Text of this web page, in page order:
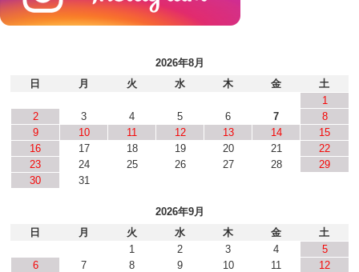
2026年8月
日
月 火 水 木 金
土
1
2
3 4 5 6 7
8
9
10 11 12 13 14
15
16
17 18 19 20 21
22
23
24 25 26 27 28
29
30
31
2026年9月
日
月 火 水 木 金
土
1
2 3 4
5
6
7 8 9 10 11
12